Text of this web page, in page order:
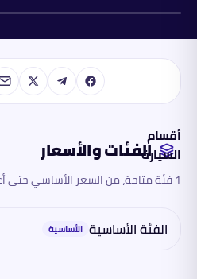
أقسام
السيارة
الفئات
الفئات والأسعار
1 فئة متاحة، من السعر الأساسي حتى أعلى تجهيز
الفئة الأساسية الأساسية